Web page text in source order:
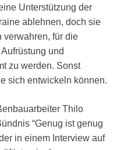
Unterstützung der
ablehnen, doch sie
verwahren, für die
und
zu werden. Sonst
sich entwickeln können.
Thilo
“Genug ist genug
in einem Interview auf